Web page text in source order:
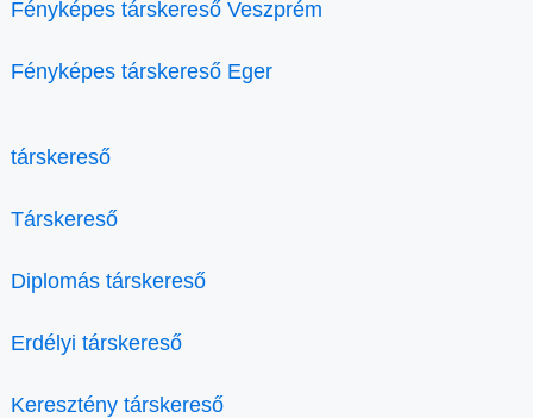
Fényképes társkereső Veszprém
Fényképes társkereső Eger
társkereső
Társkereső
Diplomás társkereső
Erdélyi társkereső
Keresztény társkereső